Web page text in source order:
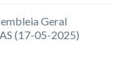
Geral
(17-05-2025)